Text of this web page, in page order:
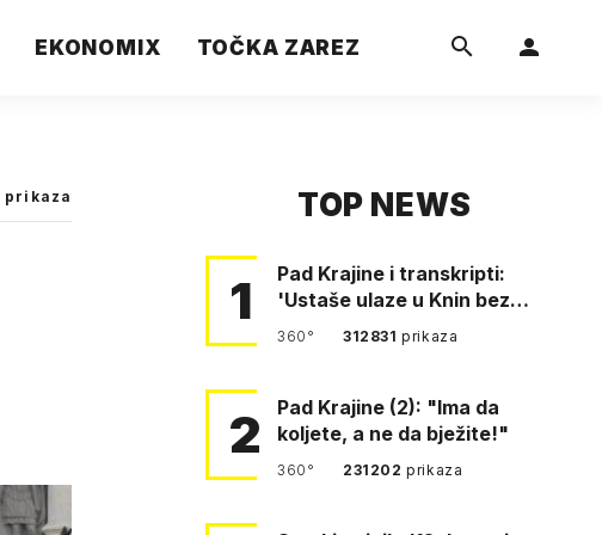
EKONOMIX TOČKA ZAREZ
prikaza TOP NEWS
1
Pad Krajine i transkripti:
'Ustaše ulaze u Knin bez
borbe. Mile, ovo je bežanij…
360° 312831prikaza
2
Pad Krajine (2): "Ima da
koljete, a ne da bježite!"
360° 231202prikaza